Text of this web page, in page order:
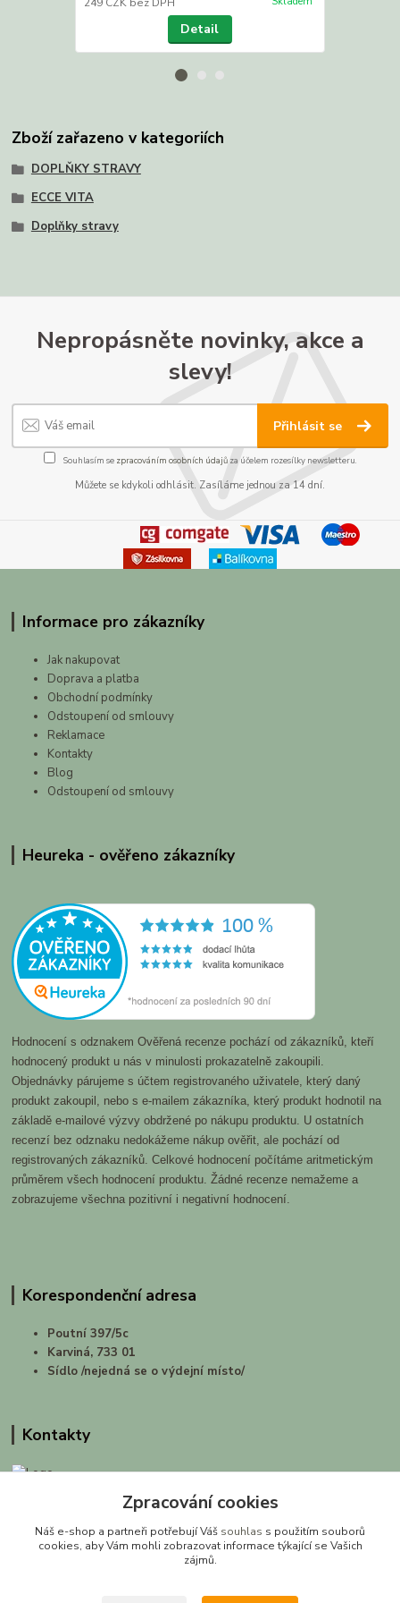
249 CZK bez DPH
Detail
Zboží zařazeno v kategoriích
DOPLŇKY STRAVY
ECCE VITA
Doplňky stravy
Nepropásněte novinky, akce a
slevy!
Přihlásit se
Souhlasím se zpracováním osobních údajůza účelem rozesílky newsletteru.
Můžete se kdykoli odhlásit. Zasíláme jednou za 14 dní.
Informace pro zákazníky
Jak nakupovat
Doprava a platba
Obchodní podmínky
Odstoupení od smlouvy
Reklamace
Kontakty
Blog
Odstoupení od smlouvy
Heureka - ověřeno zákazníky
Hodnocení s odznakem Ověřená recenze pochází od zákazníků, kteří
hodnocený produkt u nás v minulosti prokazatelně zakoupili.
Objednávky párujeme s účtem registrovaného uživatele, který daný
produkt zakoupil, nebo s e-mailem zákazníka, který produkt hodnotil na
základě e-mailové výzvy obdržené po nákupu produktu. U ostatních
recenzí bez odznaku nedokážeme nákup ověřit, ale pochází od
registrovaných zákazníků. Celkové hodnocení počítáme aritmetickým
průměrem všech hodnocení produktu. Žádné recenze nemažeme a
zobrazujeme všechna pozitivní i negativní hodnocení.
Korespondenční adresa
Poutní 397/5c
Karviná, 733 01
Sídlo /nejedná se o výdejní místo/
Kontakty
Gabriela Pawlasová Koppová
Zpracování cookies
Náš e-shop a partneři potřebují Váš souhlas s použitím souborů
cookies, aby Vám mohli zobrazovat informace týkající se Vašich
zájmů.